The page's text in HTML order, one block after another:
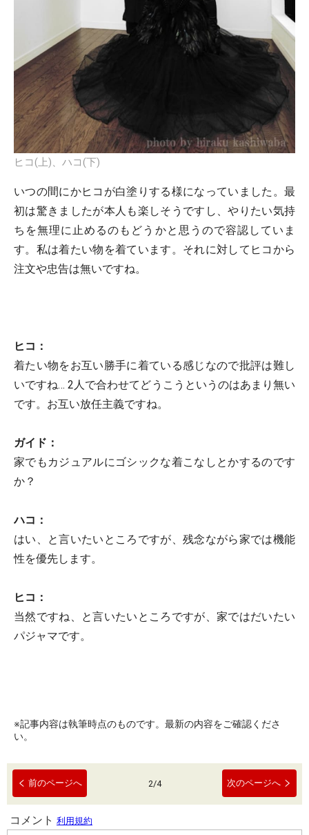
ヒコ(上)、ハコ(下)
いつの間にかヒコが白塗りする様になっていました。最
初は驚きましたが本人も楽しそうですし、やりたい気持
ちを無理に止めるのもどうかと思うので容認していま
す。私は着たい物を着ています。それに対してヒコから
注文や忠告は無いですね。
ヒコ：
着たい物をお互い勝手に着ている感じなので批評は難し
いですね… 2人で合わせてどうこうというのはあまり無い
です。お互い放任主義ですね。
ガイド：
家でもカジュアルにゴシックな着こなしとかするのです
か？
ハコ：
はい、と言いたいところですが、残念ながら家では機能
性を優先します。
ヒコ：
当然ですね、と言いたいところですが、家ではだいたい
パジャマです。
※記事内容は執筆時点のものです。最新の内容をご確認くださ
い。
前のページへ 2/4 次のページへ